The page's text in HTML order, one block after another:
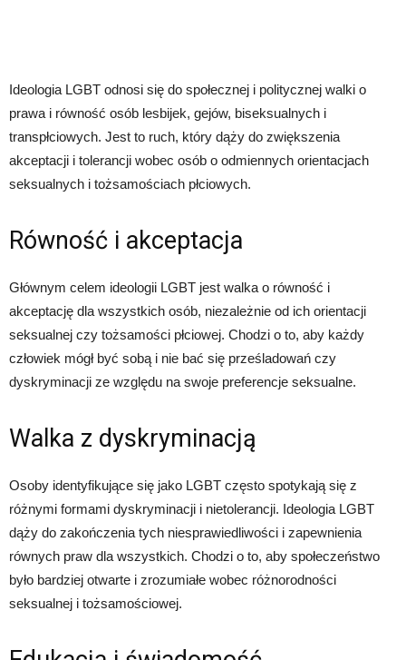
Ideologia LGBT odnosi się do społecznej i politycznej walki o
prawa i równość osób lesbijek, gejów, biseksualnych i
transpłciowych. Jest to ruch, który dąży do zwiększenia
akceptacji i tolerancji wobec osób o odmiennych orientacjach
seksualnych i tożsamościach płciowych.
Równość i akceptacja
Głównym celem ideologii LGBT jest walka o równość i
akceptację dla wszystkich osób, niezależnie od ich orientacji
seksualnej czy tożsamości płciowej. Chodzi o to, aby każdy
człowiek mógł być sobą i nie bać się prześladowań czy
dyskryminacji ze względu na swoje preferencje seksualne.
Walka z dyskryminacją
Osoby identyfikujące się jako LGBT często spotykają się z
różnymi formami dyskryminacji i nietolerancji. Ideologia LGBT
dąży do zakończenia tych niesprawiedliwości i zapewnienia
równych praw dla wszystkich. Chodzi o to, aby społeczeństwo
było bardziej otwarte i zrozumiałe wobec różnorodności
seksualnej i tożsamościowej.